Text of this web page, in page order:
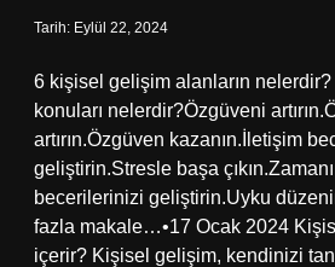
Tarih: Eylül 22, 2024
6 kişisel gelişim alanların
konuları nelerdir?Özgüveni
artırın.Özgüven kazanın.İletişim
geliştirin.Stresle başa
becerilerinizi geliştirin.Uyku
fazla makale…•17 Ocak 2024
içerir? Kişisel gelişim, kendinizi